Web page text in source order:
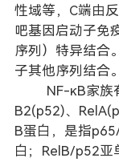
性域等，C端由
吧基因启动子免
序列）特异结合
子其他序列结合。
NF-κB家族有
B2(p52)、
B蛋白，是指
白；RelB/p52亚